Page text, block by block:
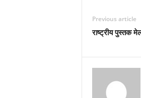
Previous article
राष्ट्रीय पुस्तक